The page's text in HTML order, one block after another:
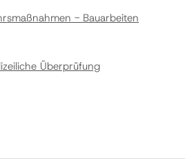
- Bauarbeiten
Überprüfung